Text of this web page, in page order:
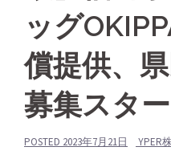
ッグ
償提供、
募集スタ
POSTED 2023年7月21日 YPER